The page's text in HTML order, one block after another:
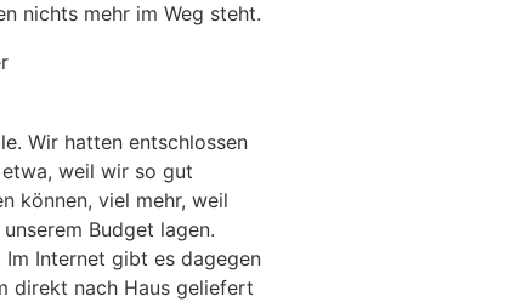
nichts mehr im Weg steht.
Wir hatten entschlossen
weil wir so gut
können, viel mehr, weil
Budget lagen.
Internet gibt es dagegen
direkt nach Haus geliefert